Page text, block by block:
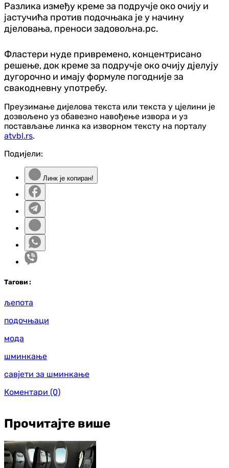
Разлика између креме за подручје око очију и
јастучића против подочњака је у начину
дјеловања, преноси задовољна.рс.
Фластери нуде привремено, концентрисано
решење, док креме за подручје око очију дјелују
дугорочно и имају формуле погодније за
свакодневну употребу.
Преузимање дијелова текста или текста у цјелини је
дозвољено уз обавезно навођење извора и уз
постављање линка ка изворном тексту на порталу
atvbl.rs.
Подијели:
Линк је копиран!
Тагови :
љепота
подочњаци
мода
шминкање
савјети за шминкање
Коментари (0)
Прочитајте више